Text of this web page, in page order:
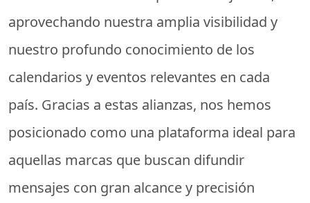
aprovechando nuestra amplia visibilidad y
nuestro profundo conocimiento de los
calendarios y eventos relevantes en cada
país. Gracias a estas alianzas, nos hemos
posicionado como una plataforma ideal para
aquellas marcas que buscan difundir
mensajes con gran alcance y precisión